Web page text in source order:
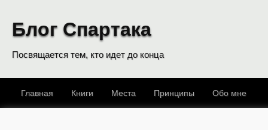
Блог Спартака
Посвящается тем, кто идет до конца
Главная Книги Места Принципы Обо мне